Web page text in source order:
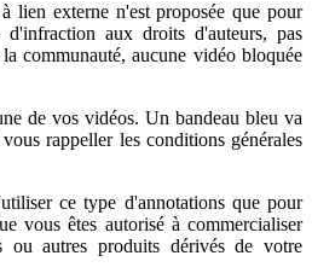
lien externe n'est proposée que pour
aux droits d'auteurs, pas
communauté, aucune vidéo bloquée
de vos vidéos. Un bandeau bleu va
rappeller les conditions générales
ce type d'annotations que pour
vous êtes autorisé à commercialiser
ou autres produits dérivés de votre